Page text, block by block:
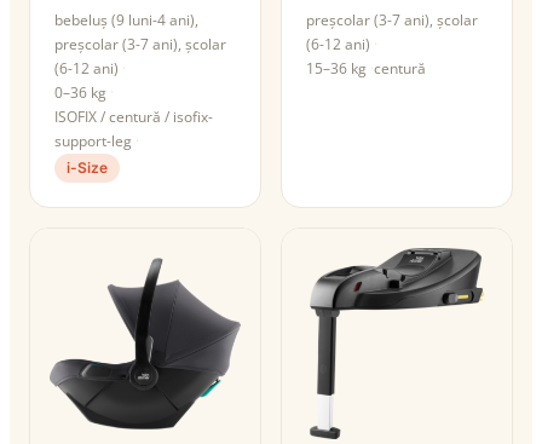
bebeluș (9 luni-4 ani),
preșcolar (3-7 ani), școlar
(6-12 ani)
0–36 kg
ISOFIX / centură / isofix-
support-leg
i-Size
preșcolar (3-7 ani), școlar
(6-12 ani)
15–36 kg centură